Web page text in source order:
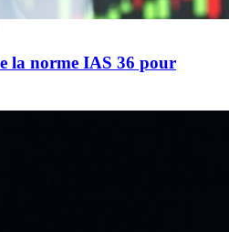
la norme IAS 36 pour